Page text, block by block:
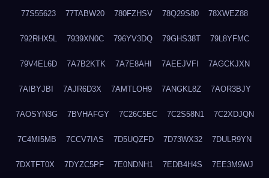
77S55623 77TABW20 780FZHSV 78Q29S80 78XWEZ88
792RHX5L 7939XN0C 796YV3DQ 79GHS38T 79L8YFMC
79V4EL6D 7A7B2KTK 7A7E8AHI 7AEEJVFI 7AGCKJXN
7AIBYJBI 7AJR6D3X 7AMTLOH9 7ANGKL8Z 7AOR3BJY
7AOSYN3G 7BVHAFGY 7C26C5EC 7C2S58N1 7C2XDJQN
7C4MI5MB 7CCV7IAS 7D5UQZFD 7D73WX32 7DULR9YN
7DXTFT0X 7DYZC5PF 7E0NDNH1 7EDB4H4S 7EE3M9WJ